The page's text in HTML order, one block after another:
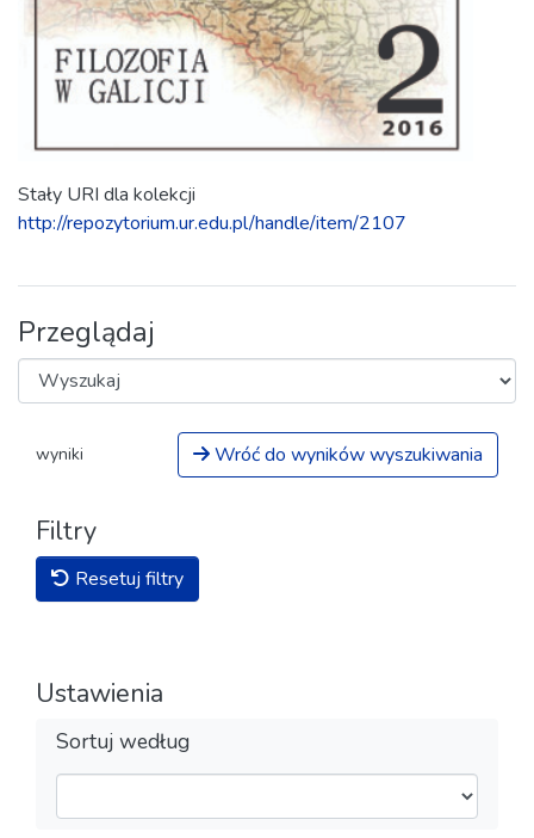
Stały URI dla kolekcji
http://repozytorium.ur.edu.pl/handle/item/2107
Przeglądaj
wyniki Wróć do wyników wyszukiwania
Filtry
Resetuj filtry
Ustawienia
Sortuj według